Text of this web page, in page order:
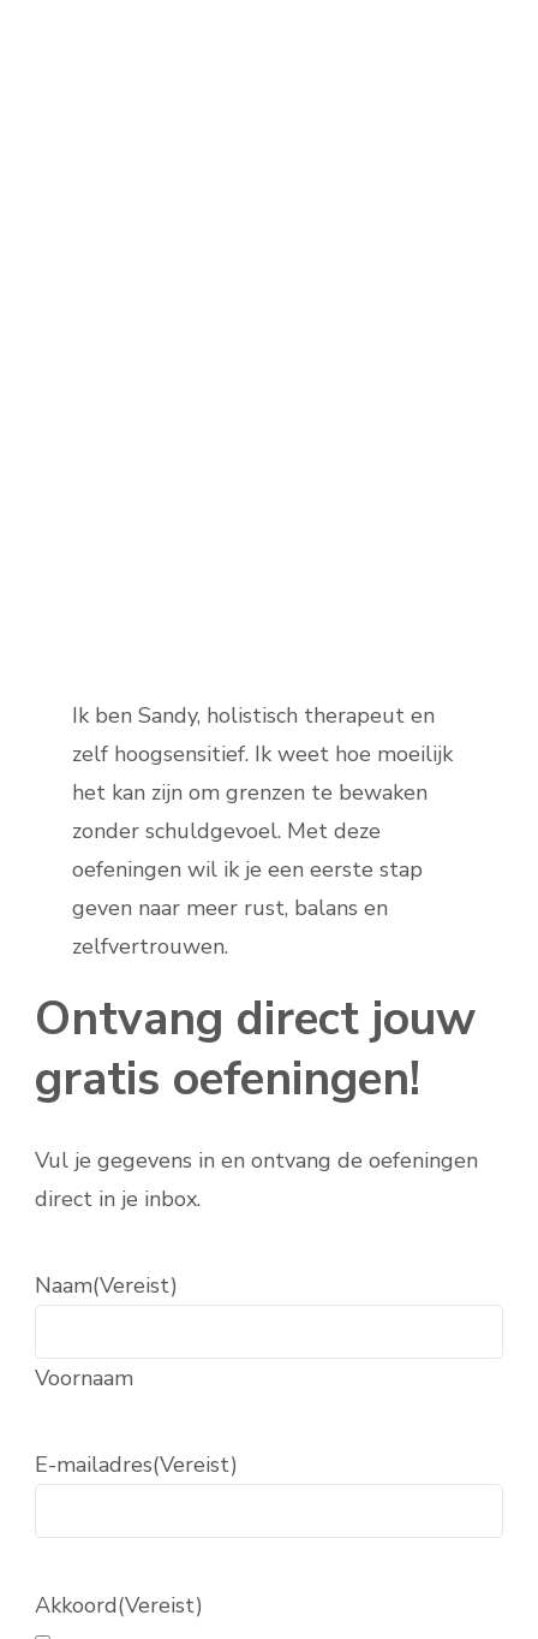
Ik ben Sandy, holistisch therapeut en
zelf hoogsensitief. Ik weet hoe moeilijk
het kan zijn om grenzen te bewaken
zonder schuldgevoel. Met deze
oefeningen wil ik je een eerste stap
geven naar meer rust, balans en
zelfvertrouwen.
Ontvang direct jouw
gratis oefeningen!
Vul je gegevens in en ontvang de oefeningen
direct in je inbox.
Naam(Vereist)
Voornaam
E-mailadres(Vereist)
Akkoord(Vereist)